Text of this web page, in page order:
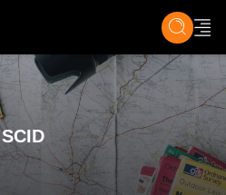
ÉLET TECH &
SCID